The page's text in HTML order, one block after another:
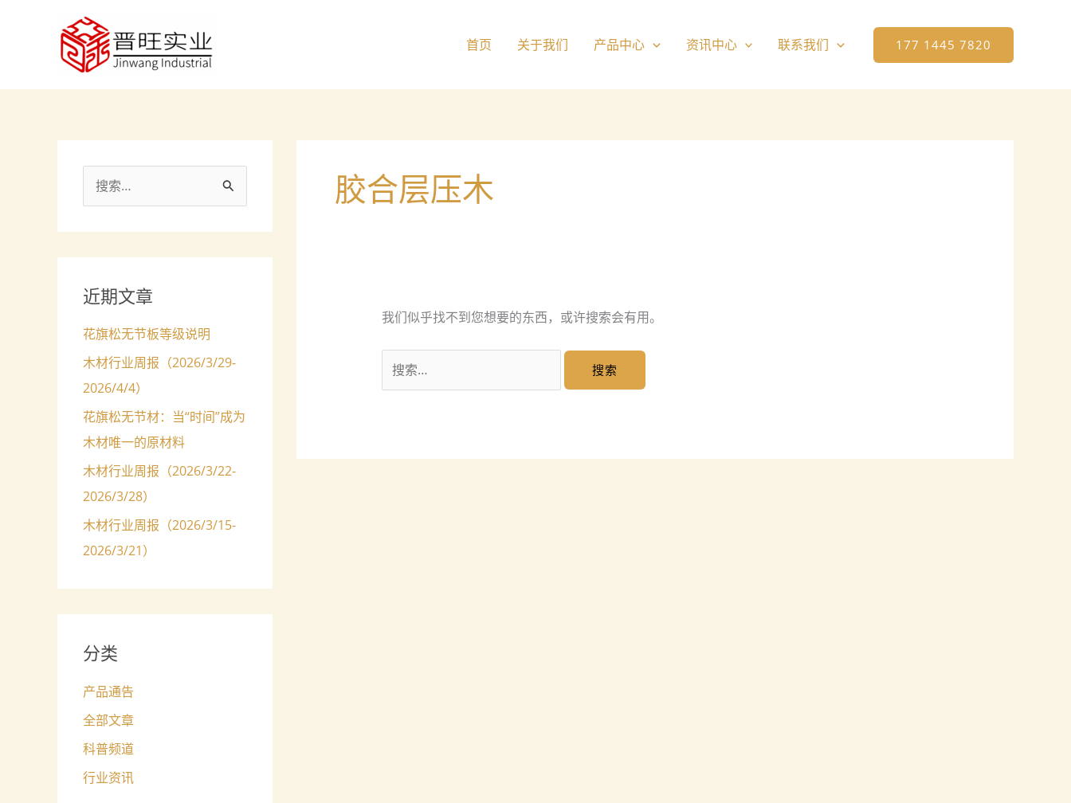
首页 关于我们 产品中心 资讯中心 联系我们 177 1445 7820
近期文章
花旗松无节板等级说明
木材行业周报（2026/3/29-
2026/4/4）
花旗松无节材：当“时间”成为
木材唯一的原材料
木材行业周报（2026/3/22-
2026/3/28）
木材行业周报（2026/3/15-
2026/3/21）
分类
产品通告
全部文章
科普频道
行业资讯
胶合层压木
我们似乎找不到您想要的东西，或许搜索会有用。